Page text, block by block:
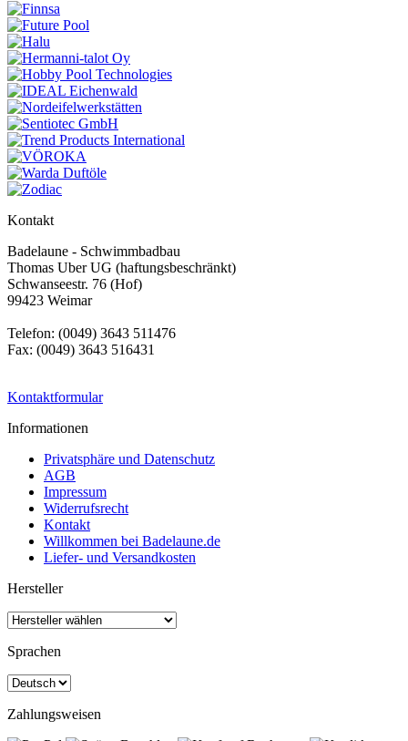
Kontakt
Badelaune - Schwimmbadbau
Thomas Uber UG (haftungsbeschränkt)
Schwanseestr. 76 (Hof)
99423 Weimar
Telefon: (0049) 3643 511476
Fax: (0049) 3643 516431
Kontaktformular
Informationen
Privatsphäre und Datenschutz
AGB
Impressum
Widerrufsrecht
Kontakt
Willkommen bei Badelaune.de
Liefer- und Versandkosten
Hersteller
Sprachen
Zahlungsweisen